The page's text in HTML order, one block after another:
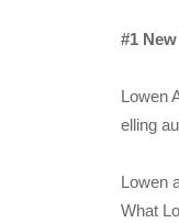
#1
Lowen
elling
Lowen
What